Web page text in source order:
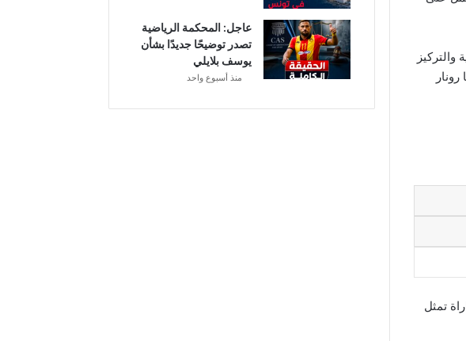
تمثل
ي
ق
ي
عاجل: المحكمة الرياضية
تصدر توضيحًا جديدًا بشأن
يوسف بلايلي
منذ أسبوع واحد